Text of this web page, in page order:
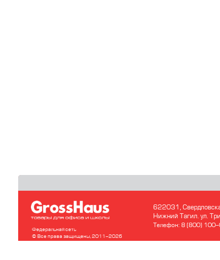
Федеральная сеть
© Все права защищены, 2011-2026
622031,
Нижний Тагил. ул.
Телефон: 8 (800)